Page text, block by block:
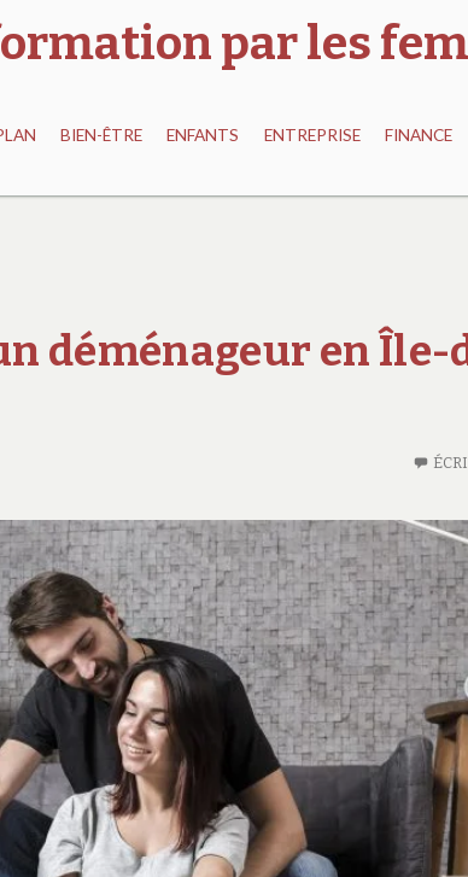
par les
BIEN-ÊTRE ENFANTS ENTREPRISE FINANCE
déménageur en Île-